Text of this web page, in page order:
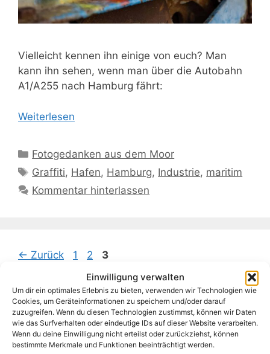
Einwilligung verwalten
Um dir ein optimales Erlebnis zu bieten, verwenden wir Technologien wie
Cookies, um Geräteinformationen zu speichern und/oder darauf
zuzugreifen. Wenn du diesen Technologien zustimmst, können wir Daten
wie das Surfverhalten oder eindeutige IDs auf dieser Website verarbeiten.
Wenn du deine Einwilligung nicht erteilst oder zurückziehst, können
bestimmte Merkmale und Funktionen beeinträchtigt werden.
Vielleicht kennen ihn einige von euch? Man
kann ihn sehen, wenn man über die Autobahn
A1/A255 nach Hamburg fährt:
Weiterlesen
Kategorien
Fotogedanken aus dem Moor
Schlagwörter
Graffiti, Hafen, Hamburg, Industrie, maritim
Kommentar hinterlassen
← Zurück Seite
1 Seite
2 Seite
3
Archiv